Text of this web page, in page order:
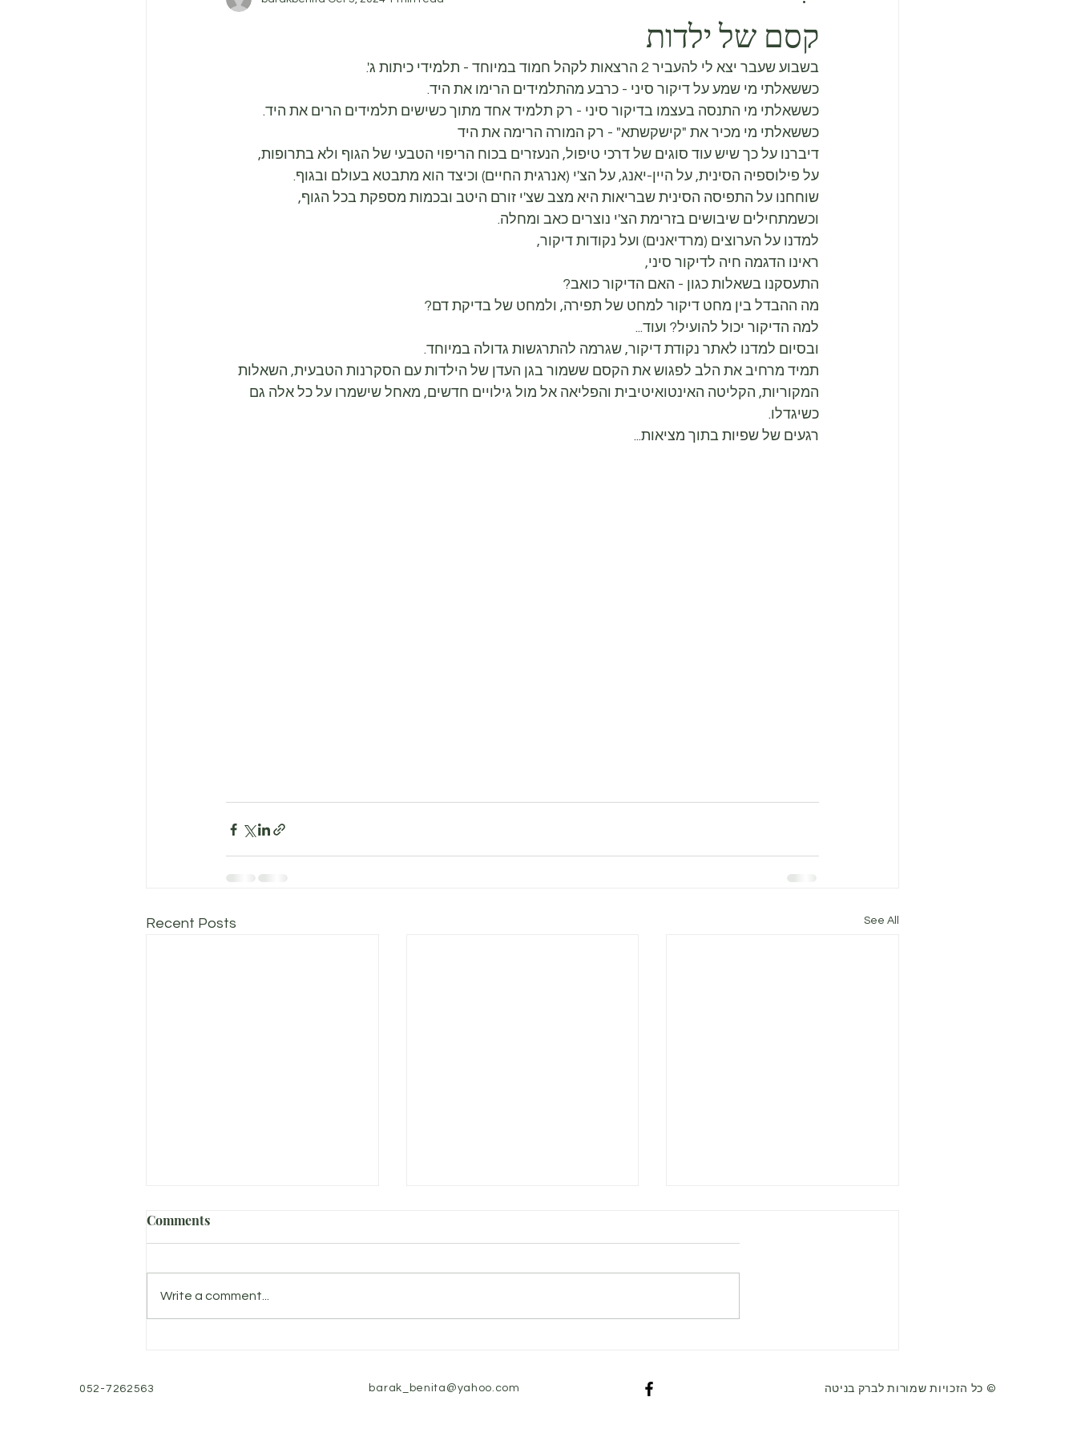
קסם של ילדות
בשבוע שעבר יצא לי להעביר 2 הרצאות לקהל חמוד במיוחד - תלמידי כיתות ג'.
כששאלתי מי שמע על דיקור סיני - כרבע מהתלמידים הרימו את היד.
כששאלתי מי התנסה בעצמו בדיקור סיני - רק תלמיד אחד מתוך כשישים תלמידים הרים את היד.
כששאלתי מי מכיר את "קישקשתא" - רק המורה הרימה את היד
דיברנו על כך שיש עוד סוגים של דרכי טיפול, הנעזרים בכוח הריפוי הטבעי של הגוף ולא בתרופות,
על פילוספיה הסינית, על היין-יאנג, על הצ'י (אנרגית החיים) וכיצד הוא מתבטא בעולם ובגוף.
שוחחנו על התפיסה הסינית שבריאות היא מצב שצ'י זורם היטב ובכמות מספקת בכל הגוף,
וכשמתחילים שיבושים בזרימת הצ'י נוצרים כאב ומחלה.
למדנו על הערוצים (מרדיאנים) ועל נקודות דיקור,
ראינו הדגמה חיה לדיקור סיני,
התעסקנו בשאלות כגון - האם הדיקור כואב?
מה ההבדל בין מחט דיקור למחט של תפירה, ולמחט של בדיקת דם?
למה הדיקור יכול להועיל? ועוד...
ובסיום למדנו לאתר נקודת דיקור, שגרמה להתרגשות גדולה במיוחד.
תמיד מרחיב את הלב לפגוש את הקסם ששמור בגן העדן של הילדות עם הסקרנות הטבעית, השאלות
המקוריות, הקליטה האינטואיטיבית והפליאה אל מול גילויים חדשים, מאחל שישמרו על כל אלה גם
כשיגדלו.
רגעים של שפיות בתוך מציאות...
Recent Posts See All
הבנת הלב
וחשיבה עצמאית
Comments
Write a comment...
052-7262563 כל הזכויות שמורות לברק בניטה © barak_benita@yahoo.com